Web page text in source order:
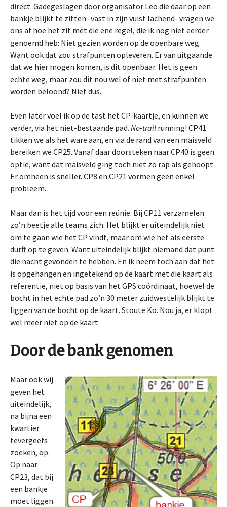
direct. Gadegeslagen door organisator Leo die daar op een
bankje blijkt te zitten -vast in zijn vuist lachend- vragen we
ons af hoe het zit met die ene regel, die ik nog niet eerder
genoemd heb: Niet gezien worden op de openbare weg.
Want ook dat zou strafpunten opleveren. Er van uitgaande
dat we hier mogen komen, is dit openbaar. Het is geen
echte weg, maar zou dit nou wel of niet met strafpunten
worden beloond? Niet dus.
Even later voel ik op de tast het CP-kaartje, en kunnen we
verder, via het niet-bestaande pad. No-trail running! CP41
tikken we als het ware aan, en via de rand van een maisveld
bereiken we CP25. Vanaf daar doorsteken naar CP40 is geen
optie, want dat maisveld ging toch niet zo rap als gehoopt.
Er omheen is sneller. CP8 en CP21 vormen geen enkel
probleem.
Maar dan is het tijd voor een reünie. Bij CP11 verzamelen
zo’n beetje alle teams zich. Het blijkt er uiteindelijk niet
om te gaan wie het CP vindt, maar om wie het als eerste
durft op te geven. Want uiteindelijk blijkt niemand dat punt
die nacht gevonden te hebben. En ik neem toch aan dat het
is opgehangen en ingetekend op de kaart met die kaart als
referentie, niet op basis van het GPS coördinaat, hoewel de
bocht in het echte pad zo’n 30 meter zuidwestelijk blijkt te
liggen van de bocht op de kaart. Stoute Ko. Nou ja, er klopt
wel meer niet op de kaart.
Door de bank genomen
Maar ook wij
geven het
uiteindelijk,
na bijna een
kwartier
tevergeefs
zoeken, op.
Op naar
CP23, dat bij
een bankje
moet liggen.